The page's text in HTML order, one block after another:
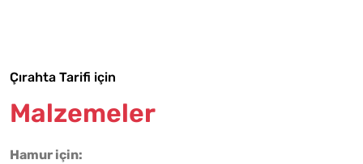
Çırahta Tarifi için
Malzemeler
Hamur için: